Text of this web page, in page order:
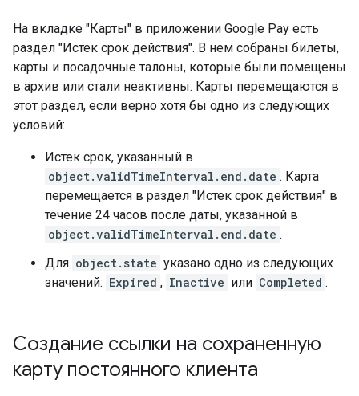
На вкладке "Карты" в приложении Google Pay есть
раздел "Истек срок действия". В нем собраны билеты,
карты и посадочные талоны, которые были помещены
в архив или стали неактивны. Карты перемещаются в
этот раздел, если верно хотя бы одно из следующих
условий:
Истек срок, указанный в
object.validTimeInterval.end.date . Карта
перемещается в раздел "Истек срок действия" в
течение 24 часов после даты, указанной в
object.validTimeInterval.end.date .
Для object.state указано одно из следующих
значений: Expired , Inactive или Completed .
Создание ссылки на сохраненную
карту постоянного клиента